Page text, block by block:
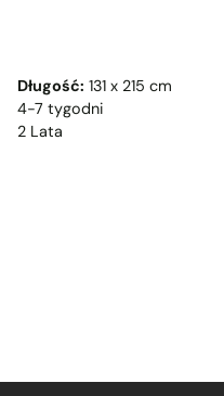
Długość: 131 x 215 cm
4-7 tygodni
2 Lata